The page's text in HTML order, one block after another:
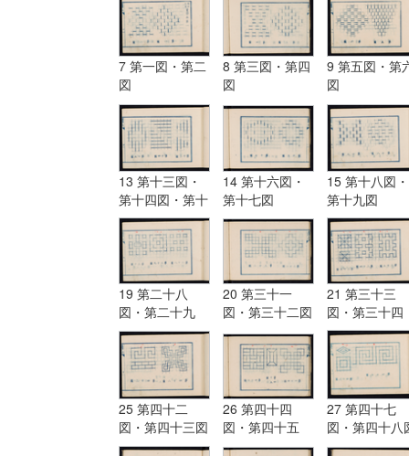
7 第一図・第二
図
8 第三図・第四
図
9 第五図・第
図
13 第十三図・
第十四図・第十
五図
14 第十六図・
第十七図
15 第十八図・
第十九図
19 第二十八
図・第二十九
図・第三十図
20 第三十一
図・第三十二図
21 第三十三
図・第三十四
図・第三十五
25 第四十二
図・第四十三図
26 第四十四
図・第四十五
図・第四十六図
27 第四十七
図・第四十八